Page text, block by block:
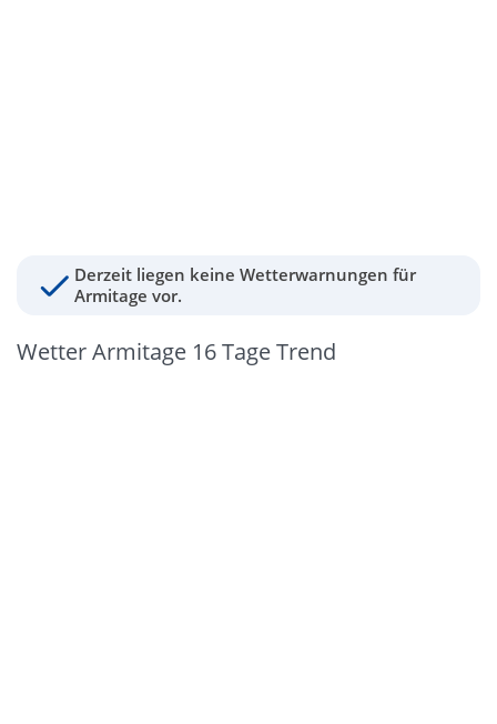
Derzeit liegen keine Wetterwarnungen für
Armitage vor.
Wetter Armitage 16 Tage Trend